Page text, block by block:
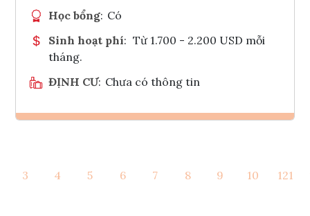
Học bổng: Có
Sinh hoạt phí: Từ 1.700 - 2.200 USD mỗi
tháng.
ĐỊNH CƯ: Chưa có thông tin
Tham vấn Interlink
3 4 5 6 7 8 9 10 121